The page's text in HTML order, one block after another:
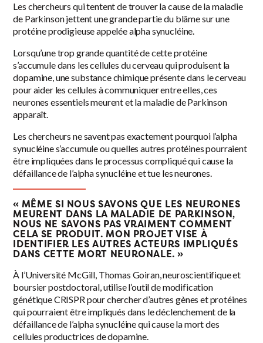
Les chercheurs qui tentent de trouver la cause de la maladie
de Parkinson jettent une grande partie du blâme sur une
protéine prodigieuse appelée alpha synucléine.
Lorsqu’une trop grande quantité de cette protéine
s’accumule dans les cellules du cerveau qui produisent la
dopamine, une substance chimique présente dans le cerveau
pour aider les cellules à communiquer entre elles, ces
neurones essentiels meurent et la maladie de Parkinson
apparaît.
Les chercheurs ne savent pas exactement pourquoi l’alpha
synucléine s’accumule ou quelles autres protéines pourraient
être impliquées dans le processus compliqué qui cause la
défaillance de l’alpha synucléine et tue les neurones.
« MÊME SI NOUS SAVONS QUE LES NEURONES
MEURENT DANS LA MALADIE DE PARKINSON,
NOUS NE SAVONS PAS VRAIMENT COMMENT
CELA SE PRODUIT. MON PROJET VISE À
IDENTIFIER LES AUTRES ACTEURS IMPLIQUÉS
DANS CETTE MORT NEURONALE. »
À l’Université McGill, Thomas Goiran, neuroscientifique et
boursier postdoctoral, utilise l’outil de modification
génétique CRISPR pour chercher d’autres gènes et protéines
qui pourraient être impliqués dans le déclenchement de la
défaillance de l’alpha synucléine qui cause la mort des
cellules productrices de dopamine.